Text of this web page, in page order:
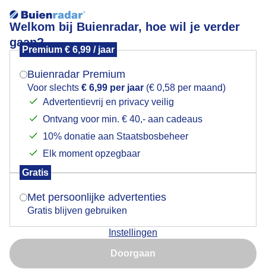
Welkom bij Buienradar, hoe wil je verder
gaan?
Premium € 6,99 / jaar
Buienradar Premium
Voor slechts € 6,99 per jaar (€ 0,58 per maand)
Advertentievrij en privacy veilig
Ontvang voor min. € 40,- aan cadeaus
10% donatie aan Staatsbosbeheer
Elk moment opzegbaar
Gratis
Met persoonlijke advertenties
Gratis blijven gebruiken
Instellingen
Doorgaan
laaghangendebewolking
Een moment geduld aub...
Populaire categorieën
Lente
Zomer
Mogen we je locatie gebruiken voor het
Indien je hier nog geen akkoord op hebt gegeven,
verschijnt er zo een pop-up uit je browser waarin
Is goed, toon de popup
Nu niet, misschien later